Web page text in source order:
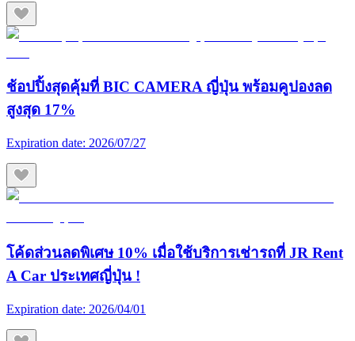
ช้อปปิ้งสุดคุ้มที่ BIC CAMERA ญี่ปุ่น พร้อมคูปองลด
สูงสุด 17%
Expiration date: 2026/07/27
โค้ดส่วนลดพิเศษ 10% เมื่อใช้บริการเช่ารถที่ JR Rent
A Car ประเทศญี่ปุ่น !
Expiration date: 2026/04/01